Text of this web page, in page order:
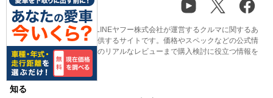
carview!（カービュー）はLINEヤフー株式会社が運営するクルマに関するあ
らゆる情報やサービスを提供するサイトです。価格やスペックなどの公式情
報から、ユーザーや専門家のリアルなレビューまで購入検討に役立つ情報を
多く掲載しています。
知る